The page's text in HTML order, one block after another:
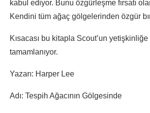
kabul ediyor. Bunu özgürleşme fırsatı
Kendini tüm ağaç gölgelerinden özgür
Kısacası bu kitapla Scout’un
tamamlanıyor.
Yazarı: Harper Lee
Adı: Tespih Ağacının Gölgesinde